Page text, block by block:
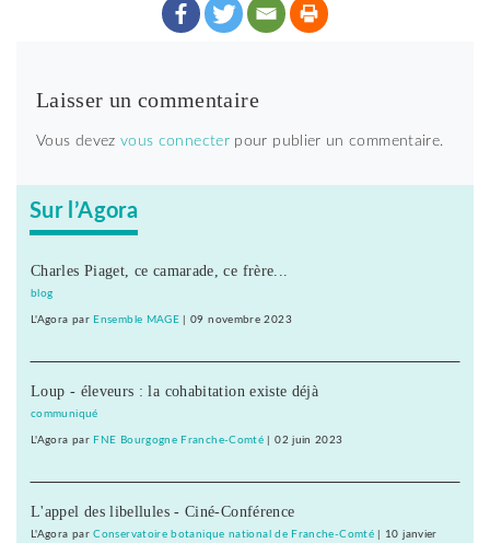
Laisser un commentaire
Vous devez vous connecter pour publier un commentaire.
Sur l’Agora
Charles Piaget, ce camarade, ce frère...
blog
L'Agora par Ensemble MAGE |09 novembre 2023
Loup - éleveurs : la cohabitation existe déjà
communiqué
L'Agora par FNE Bourgogne Franche-Comté |02 juin 2023
L'appel des libellules - Ciné-Conférence
L'Agora parConservatoire botanique national de Franche-Comté| 10 janvier